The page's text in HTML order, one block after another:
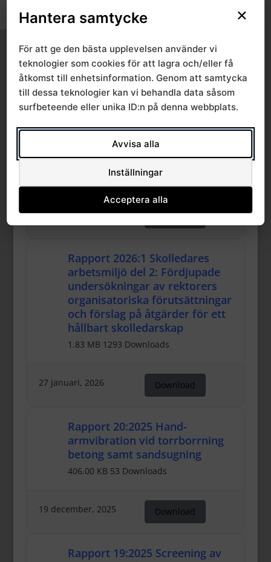
Slå på/av textstorlekBlekinge Kronoberg 2025
27 februari, 2026 Download
armvibrationer från
användning av slägga vid
kranbygge
549.50 KB83 Downloads
29 januari, 2026 Download
Rapport 2026:1 Skolledares
arbetsmiljö del 2: Fördjupade
undersökningar av rektorers
organisatoriska förutsättningar
och förslag på åtgärder för ett
hållbart skolledarskap
1.83 MB 1293 Downloads
27 januari, 2026 Download
Rapport 20:2025 Hand-
armvibration vid torrborrning
betong samt sandsugning
406.00 KB 53 Downloads
19 december, 2025 Download
Rapport 19:2025 Screening av
×
Hantera samtycke
För att ge den bästa upplevelsen använder vi
teknologier som cookies för att lagra och/eller få
åtkomst till enhetsinformation. Genom att samtycka
till dessa teknologier kan vi behandla data såsom
surfbeteende eller unika ID:n på denna webbplats.
Avvisa alla
Inställningar
Acceptera alla